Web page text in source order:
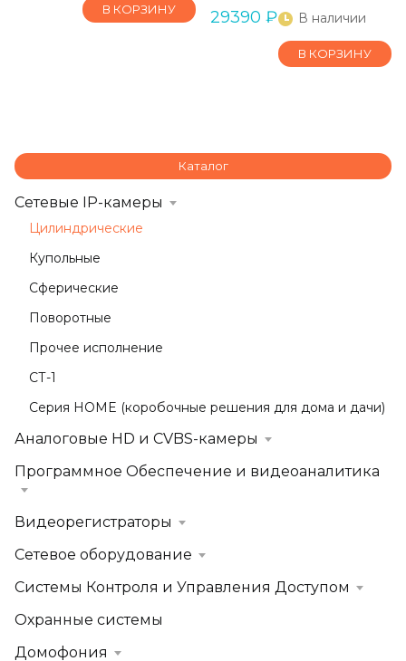
В КОРЗИНУ 29390 ₽ В наличии
В КОРЗИНУ
Каталог
Сетевые IP-камеры
Цилиндрические
Купольные
Сферические
Поворотные
Прочее исполнение
СТ-1
Серия HOME (коробочные решения для дома и дачи)
Аналоговые HD и CVBS-камеры
Программное Обеспечение и видеоаналитика
Видеорегистраторы
Сетевое оборудование
Системы Контроля и Управления Доступом
Охранные системы
Домофония